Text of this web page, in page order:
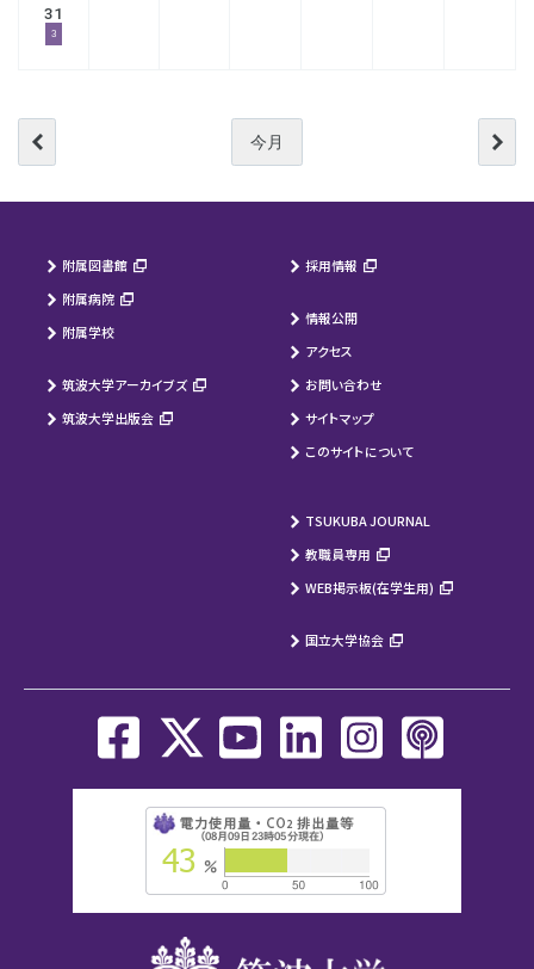
31
3
今月
附属図書館
附属病院
附属学校
筑波大学アーカイブズ
筑波大学出版会
採用情報
情報公開
アクセス
お問い合わせ
サイトマップ
このサイトについて
TSUKUBA JOURNAL
教職員専用
WEB掲示板(在学生用)
国立大学協会